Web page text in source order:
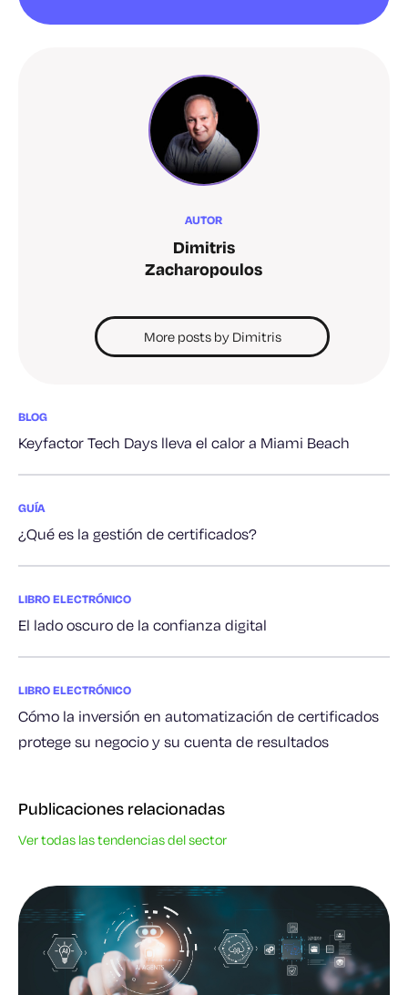
AUTOR
Dimitris
Zacharopoulos
More posts by Dimitris
BLOG
Keyfactor Tech Days lleva el calor a Miami Beach
GUÍA
¿Qué es la gestión de certificados?
LIBRO ELECTRÓNICO
El lado oscuro de la confianza digital
LIBRO ELECTRÓNICO
Cómo la inversión en automatización de certificados
protege su negocio y su cuenta de resultados
Publicaciones relacionadas
Ver todas las tendencias del sector